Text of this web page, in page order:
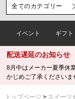
イベント ギフト
配送遅延のお知らせ
8月中はメーカー夏季休
かじめご了承くださいま
トップページ スイーツ